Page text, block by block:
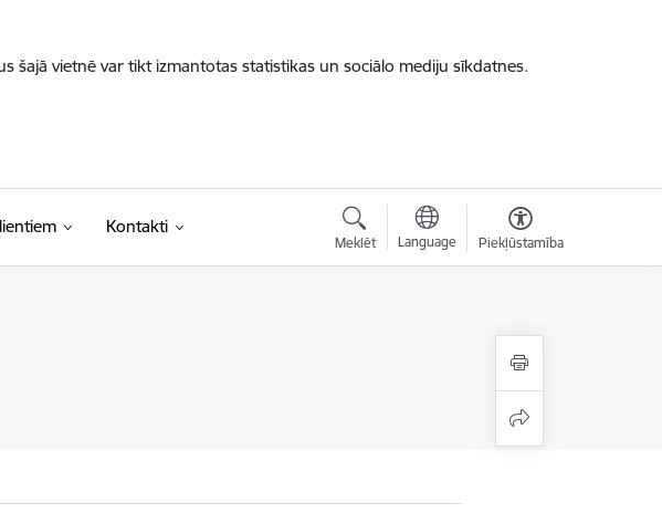
šajā vietnē var tikt izmantotas statistikas un sociālo mediju sīkdatnes.
Kontakti
Meklēt Language Piekļūstamība